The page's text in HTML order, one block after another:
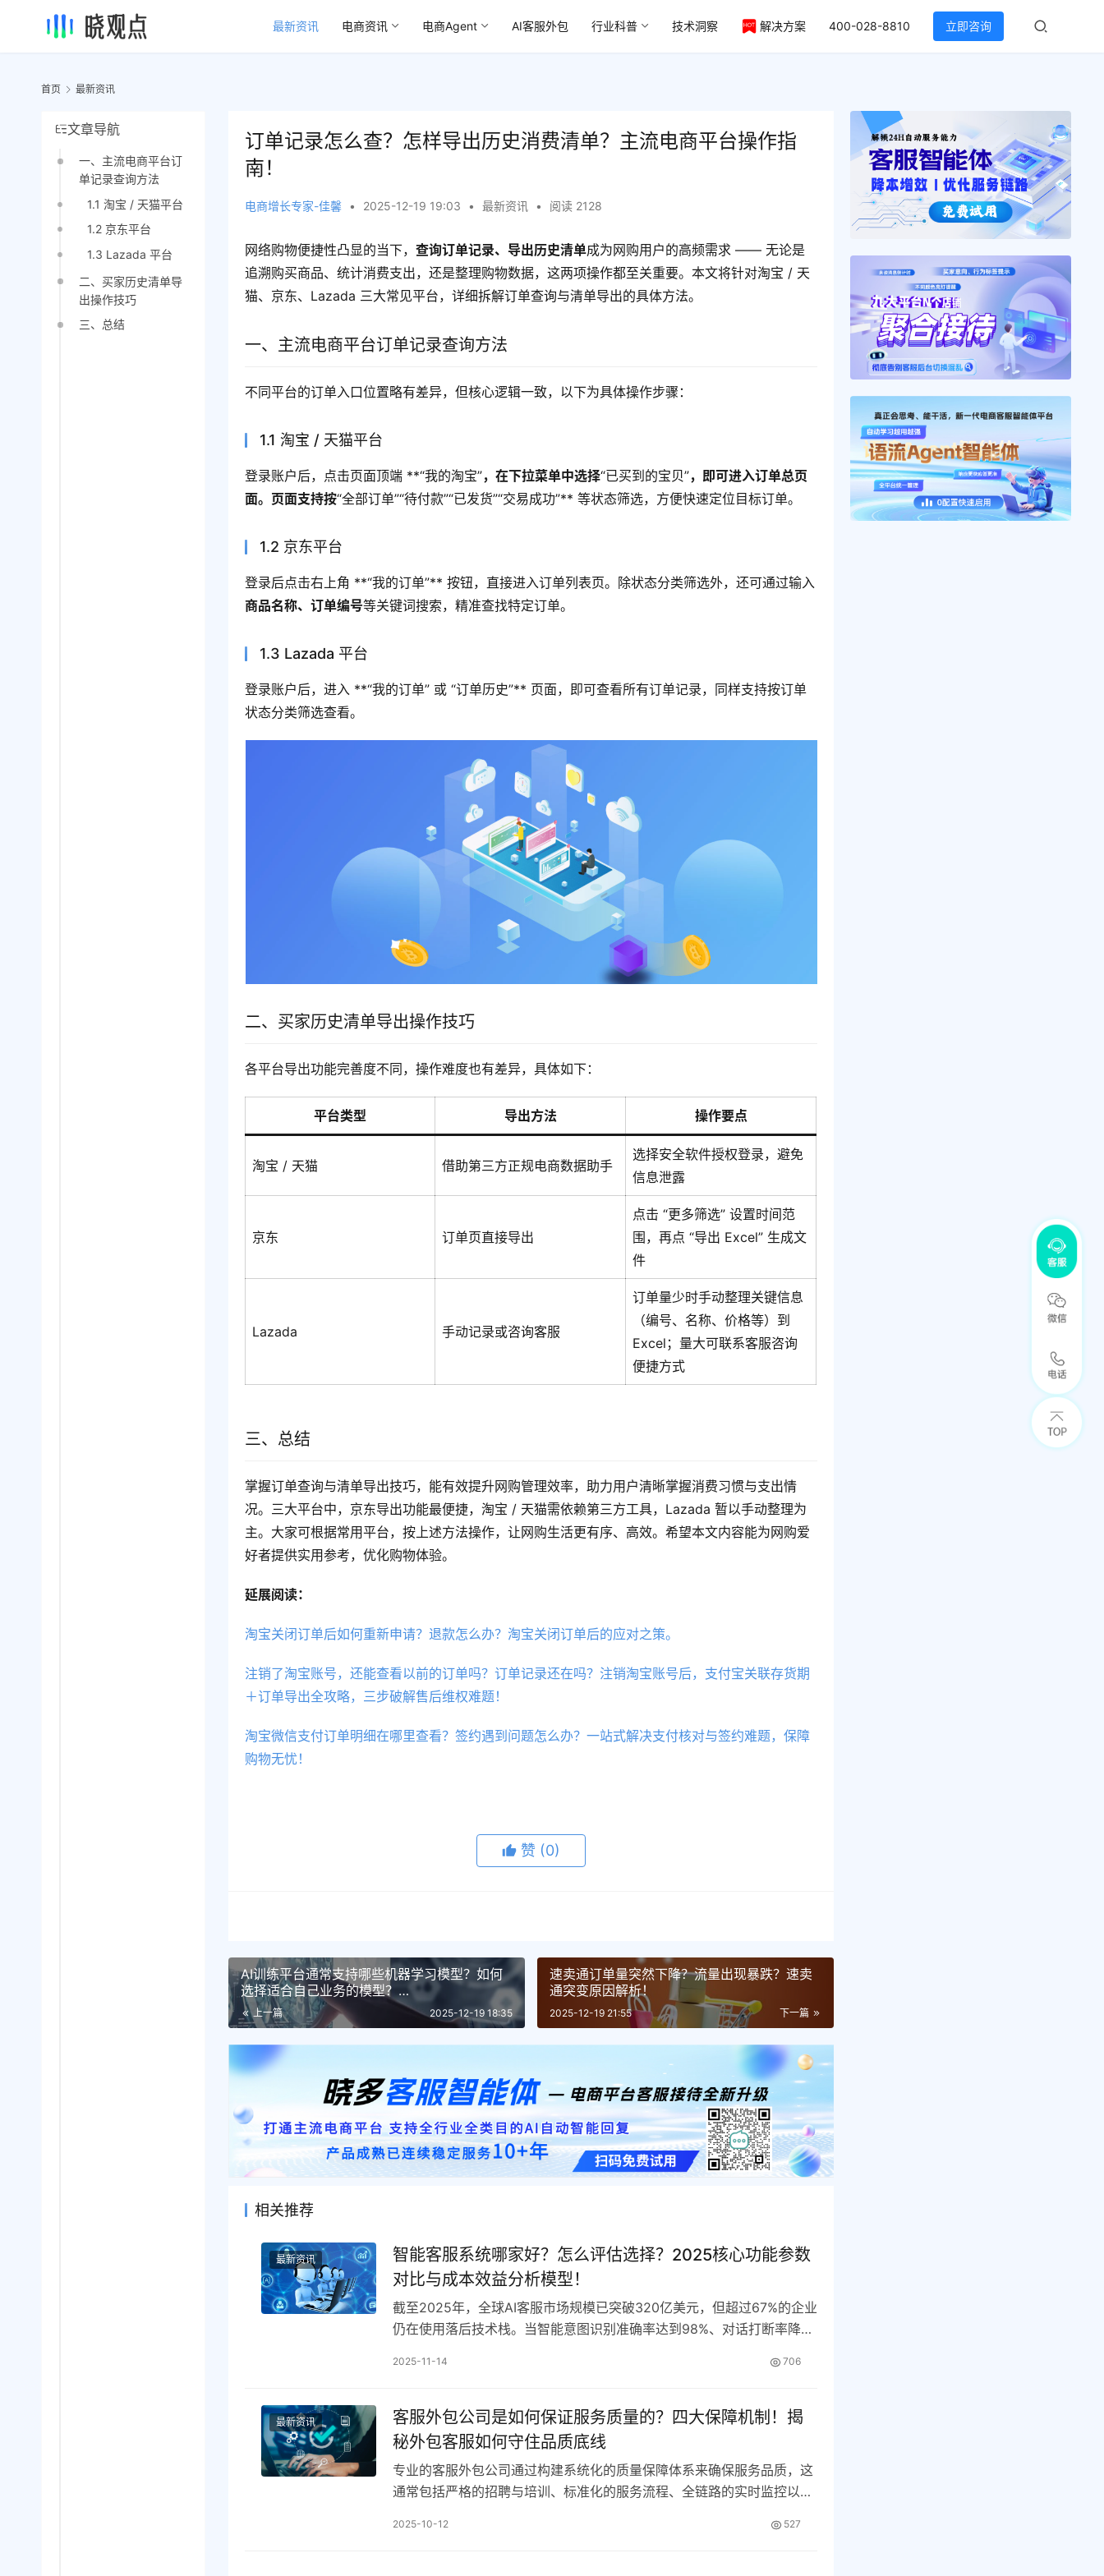
最新资讯 电商资讯 电商Agent AI客服外包 行业科普 技术洞察 解决方案 400-028-8810 立即咨询
首页 最新资讯
文章导航
一、主流电商平台订
单记录查询方法
1.1 淘宝 / 天猫平台
1.2 京东平台
1.3 Lazada 平台
二、买家历史清单导
出操作技巧
三、总结
订单记录怎么查？怎样导出历史消费清单？主流电商平台操作指
南！
电商增长专家-佳馨 • 2025-12-19 19:03 • 最新资讯 • 阅读 2128
网络购物便捷性凸显的当下，查询订单记录、导出历史清单成为网购用户的高频需求 —— 无论是
追溯购买商品、统计消费支出，还是整理购物数据，这两项操作都至关重要。本文将针对淘宝 / 天
猫、京东、Lazada 三大常见平台，详细拆解订单查询与清单导出的具体方法。
一、主流电商平台订单记录查询方法
不同平台的订单入口位置略有差异，但核心逻辑一致，以下为具体操作步骤：
1.1 淘宝 / 天猫平台
登录账户后，点击页面顶端 **“我的淘宝”，在下拉菜单中选择“已买到的宝贝”，即可进入订单总页
面。页面支持按“全部订单”“待付款”“已发货”“交易成功”** 等状态筛选，方便快速定位目标订单。
1.2 京东平台
登录后点击右上角 **“我的订单”** 按钮，直接进入订单列表页。除状态分类筛选外，还可通过输入
商品名称、订单编号等关键词搜索，精准查找特定订单。
1.3 Lazada 平台
登录账户后，进入 **“我的订单” 或 “订单历史”** 页面，即可查看所有订单记录，同样支持按订单
状态分类筛选查看。
二、买家历史清单导出操作技巧
各平台导出功能完善度不同，操作难度也有差异，具体如下：
平台类型 导出方法 操作要点
淘宝 / 天猫 借助第三方正规电商数据助手
选择安全软件授权登录，避免
信息泄露
京东 订单页直接导出
点击 “更多筛选” 设置时间范
围，再点 “导出 Excel” 生成文
件
Lazada 手动记录或咨询客服
订单量少时手动整理关键信息
（编号、名称、价格等）到
Excel；量大可联系客服咨询
便捷方式
三、总结
掌握订单查询与清单导出技巧，能有效提升网购管理效率，助力用户清晰掌握消费习惯与支出情
况。三大平台中，京东导出功能最便捷，淘宝 / 天猫需依赖第三方工具，Lazada 暂以手动整理为
主。大家可根据常用平台，按上述方法操作，让网购生活更有序、高效。希望本文内容能为网购爱
好者提供实用参考，优化购物体验。
延展阅读：
淘宝关闭订单后如何重新申请？退款怎么办？淘宝关闭订单后的应对之策。
注销了淘宝账号，还能查看以前的订单吗？订单记录还在吗？注销淘宝账号后，支付宝关联存货期
＋订单导出全攻略，三步破解售后维权难题！
淘宝微信支付订单明细在哪里查看？签约遇到问题怎么办？一站式解决支付核对与签约难题，保障
购物无忧！
赞 (0)
AI训练平台通常支持哪些机器学习模型？如何
选择适合自己业务的模型？
AWS/Azure/GCP/DeepSeek 对比！AI 训练平
台模型选型避坑指南！
上一篇 2025-12-19 18:35
速卖通订单量突然下降？流量出现暴跌？速卖
通突变原因解析！
下一篇
2025-12-19 21:55
相关推荐
最新资讯
智能客服系统哪家好？怎么评估选择？2025核心功能参数
对比与成本效益分析模型！
截至2025年，全球AI客服市场规模已突破320亿美元，但超过67%的企业
仍在使用落后技术栈。当智能意图识别准确率达到98%、对话打断率降至
2025-11-14 706
最新资讯
客服外包公司是如何保证服务质量的？四大保障机制！揭
秘外包客服如何守住品质底线
专业的客服外包公司通过构建系统化的质量保障体系来确保服务品质，这
通常包括严格的招聘与培训、标准化的服务流程、全链路的实时监控以及
2025-10-12 527